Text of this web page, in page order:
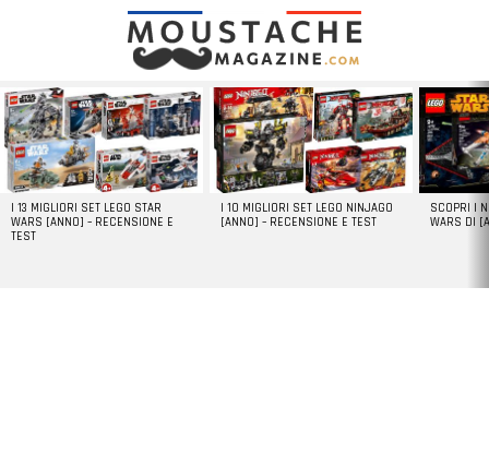
LATEST
STORIES
I 13 MIGLIORI SET LEGO STAR
WARS [ANNO] – RECENSIONE E
TEST
I 10 MIGLIORI SET LEGO NINJAGO
[ANNO] – RECENSIONE E TEST
SCOPRI I
WARS DI